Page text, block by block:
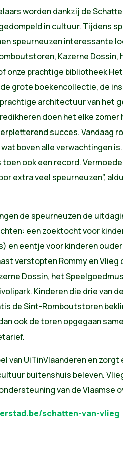
worden dankzij de
in cultuur. Tijdens
speurneuzen interessante
Kazerne Dossin,
onze prachtige bibliotheek
grote boekencollectie, de
architectuur van het
doen het elke zomer
succes. Vandaag
boven alle verwachtingen
toen ook een record.
extra veel speurneuzen”,
de speurneuzen de
een zoektocht voor
en eentje voor kinderen
verstopten Rommy en Vlieg
Dossin, het
Kinderen die drie van
de Sint-Romboutstoren
ook de toren opgegaan
van UiTinVlaanderen en
buitenshuis beleven.
van de Vlaamse
schatten-van-vlieg